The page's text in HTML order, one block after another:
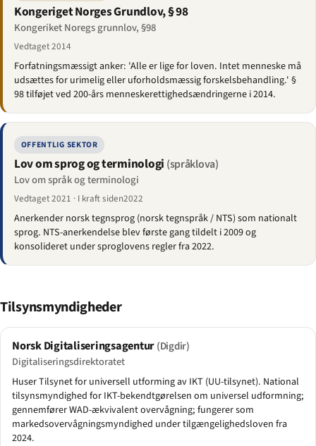
Kongeriget Norges Grundlov, § 98
Kongeriket Noregs grunnlov, §98
Vedtaget 2014
Forfatningsmæssigt anker: 'Alle er lige for loven. Intet menneske må
udsættes for urimelig eller uforholdsmæssig forskelsbehandling.' §
98 tilføjet ved 200-års menneskerettighedsændringerne i 2014.
OFFENTLIG SEKTOR
Lov om sprog og terminologi (språklova)
Lov om språk og terminologi
Vedtaget 2021 · I kraft siden2022
Anerkender norsk tegnsprog (norsk tegnspråk / NTS) som nationalt
sprog. NTS-anerkendelse blev første gang tildelt i 2009 og
konsolideret under sproglovens regler fra 2022.
Tilsynsmyndigheder
Norsk Digitaliseringsagentur(Digdir)
Digitaliseringsdirektoratet
Huser Tilsynet for universell utforming av IKT (UU-tilsynet). National
tilsynsmyndighed for IKT-bekendtgørelsen om universel udformning;
gennemfører WAD-ækvivalent overvågning; fungerer som
markedsovervågningsmyndighed under tilgængelighedsloven fra
2024.